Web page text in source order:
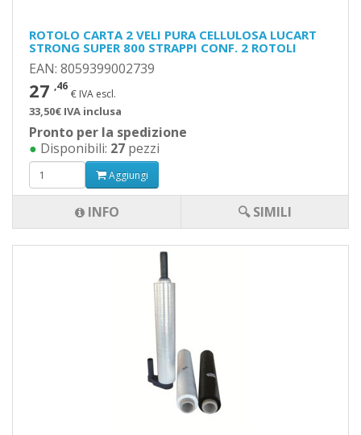
ROTOLO CARTA 2 VELI PURA CELLULOSA LUCART
STRONG SUPER 800 STRAPPI CONF. 2 ROTOLI
EAN: 8059399002739
27 ,46
€ IVA escl.
33,50€ IVA inclusa
Pronto per la spedizione
● Disponibili: 27 pezzi
Aggiungi
INFO 🔍 SIMILI